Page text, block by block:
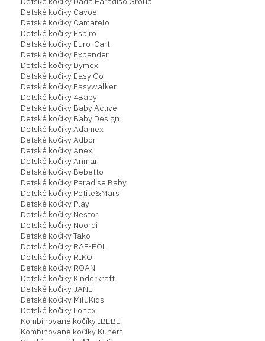
Detské kočíky Cavoe
Detské kočíky Camarelo
Detské kočíky Espiro
Detské kočíky Euro-Cart
Detské kočíky Expander
Detské kočíky Dymex
Detské kočíky Easy Go
Detské kočíky Easywalker
Detské kočíky 4Baby
Detské kočíky Baby Active
Detské kočíky Baby Design
Detské kočíky Adamex
Detské kočíky Adbor
Detské kočíky Anex
Detské kočíky Anmar
Detské kočíky Bebetto
Detské kočíky Paradise Baby
Detské kočíky Petite&Mars
Detské kočíky Play
Detské kočíky Nestor
Detské kočíky Noordi
Detské kočíky Tako
Detské kočíky RAF-POL
Detské kočíky RIKO
Detské kočíky ROAN
Detské kočíky Kinderkraft
Detské kočíky JANE
Detské kočíky MiluKids
Detské kočíky Lonex
Kombinované kočíky IBEBE
Kombinované kočíky Kunert